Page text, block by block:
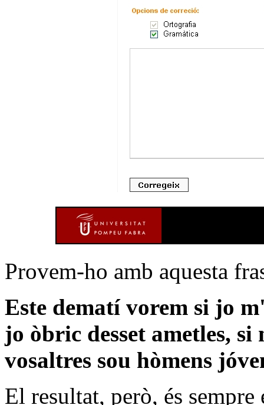
Provem-ho amb aquesta
Este dematí vorem si jo
jo òbric desset ametles, si
vosaltres sou hòmens
El resultat, però, és